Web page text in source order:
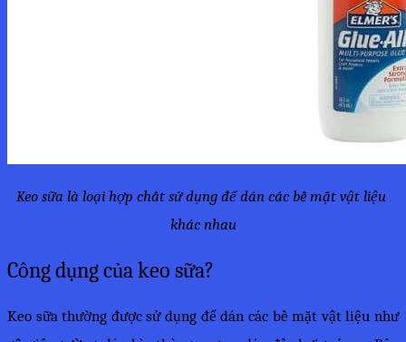
Keo sữa là loại hợp chất sử dụng để dán các bề mặt vật liệu
khác nhau
Công dụng của keo sữa?
Keo sữa thường được sử dụng để dán các bề mặt vật liệu như